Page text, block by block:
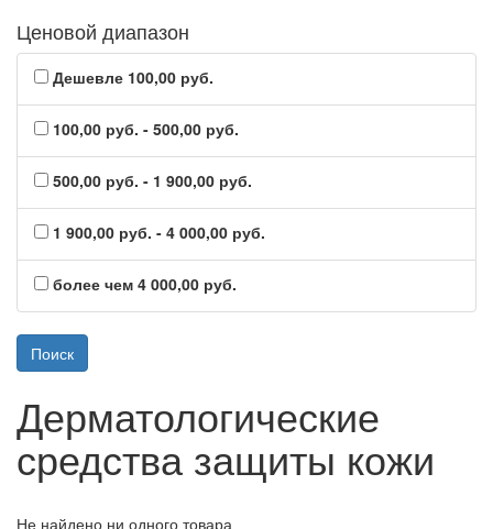
Ценовой диапазон
Дешевле 100,00 руб.
100,00 руб. - 500,00 руб.
500,00 руб. - 1 900,00 руб.
1 900,00 руб. - 4 000,00 руб.
более чем 4 000,00 руб.
Дерматологические
средства защиты кожи
Не найдено ни одного товара